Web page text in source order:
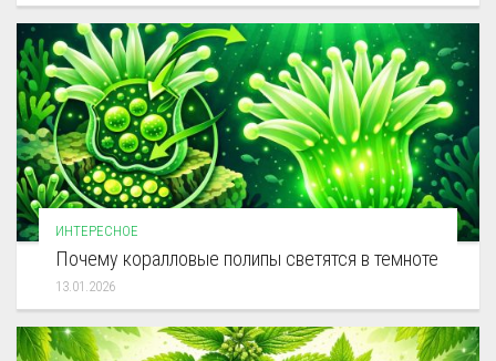
ИНТЕРЕСНОЕ
Почему коралловые полипы светятся в темноте
13.01.2026